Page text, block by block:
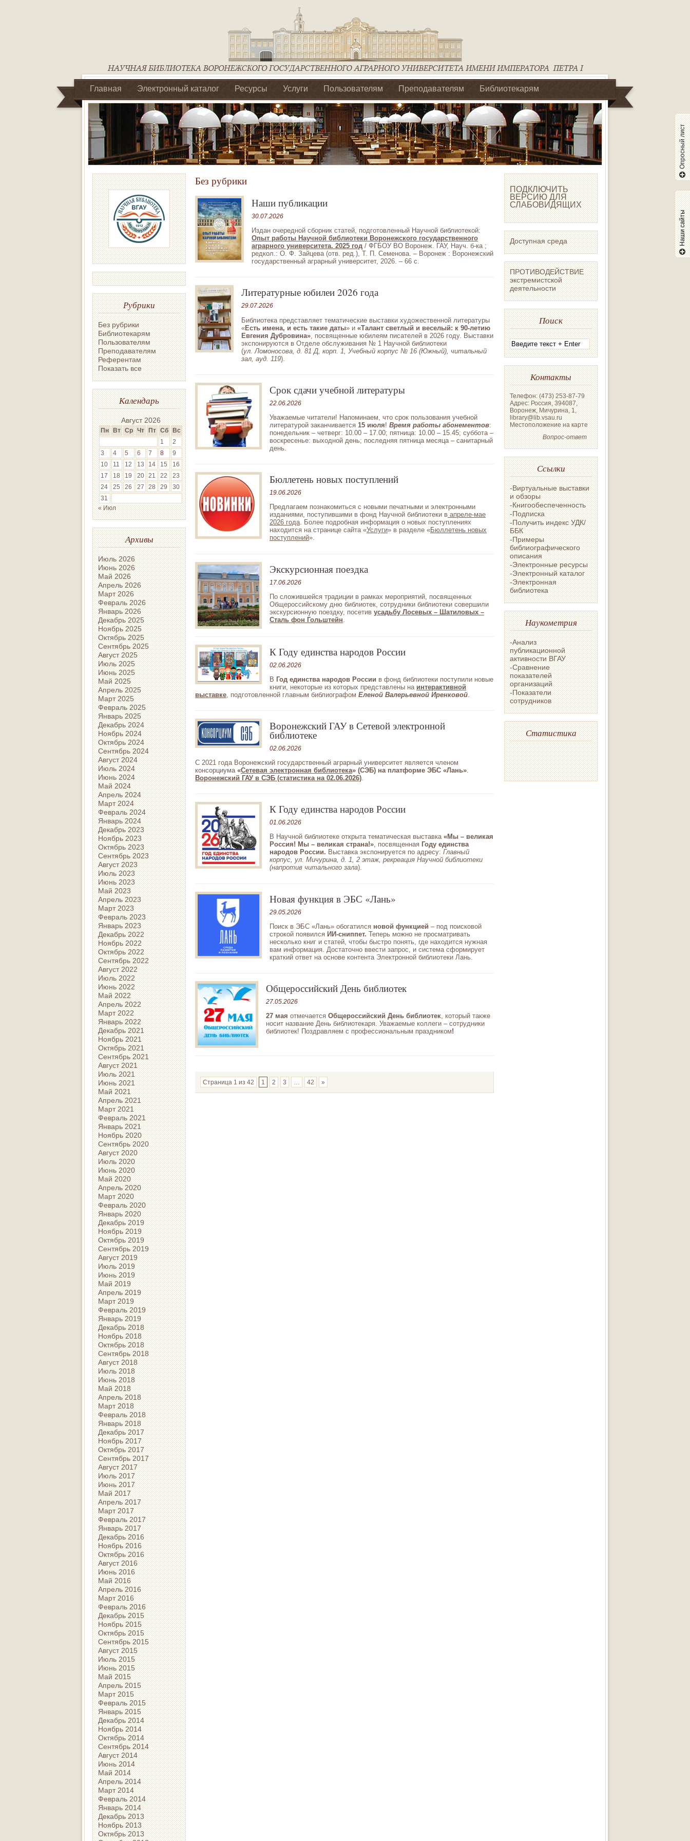
Главная Электронный каталог Ресурсы Услуги Пользователям Преподавателям Библиотекарям
Библиотеки регионального отделения Ассоциации Агрообразование по ЦФО
Рубрики
Без рубрики
Библиотекарям
Пользователям
Преподавателям
Референтам
Показать все
Календарь
Август 2026
Пн Вт Ср Чт Пт Сб Вс
1
2
3
4 5 6 7 8
9
10
11 12 13 14 15
16
17
18 19 20 21 22
23
24
25 26 27 28 29
30
31
« Июл
Архивы
Июль 2026
Июнь 2026
Май 2026
Апрель 2026
Март 2026
Февраль 2026
Январь 2026
Декабрь 2025
Ноябрь 2025
Октябрь 2025
Сентябрь 2025
Август 2025
Июль 2025
Июнь 2025
Май 2025
Апрель 2025
Март 2025
Февраль 2025
Январь 2025
Декабрь 2024
Ноябрь 2024
Октябрь 2024
Сентябрь 2024
Август 2024
Июль 2024
Июнь 2024
Май 2024
Апрель 2024
Март 2024
Февраль 2024
Январь 2024
Декабрь 2023
Ноябрь 2023
Октябрь 2023
Сентябрь 2023
Август 2023
Июль 2023
Июнь 2023
Май 2023
Апрель 2023
Март 2023
Февраль 2023
Январь 2023
Декабрь 2022
Ноябрь 2022
Октябрь 2022
Сентябрь 2022
Август 2022
Июль 2022
Июнь 2022
Май 2022
Апрель 2022
Март 2022
Январь 2022
Декабрь 2021
Ноябрь 2021
Октябрь 2021
Сентябрь 2021
Август 2021
Июль 2021
Июнь 2021
Май 2021
Апрель 2021
Март 2021
Февраль 2021
Январь 2021
Ноябрь 2020
Сентябрь 2020
Август 2020
Июль 2020
Июнь 2020
Май 2020
Апрель 2020
Март 2020
Февраль 2020
Январь 2020
Декабрь 2019
Ноябрь 2019
Октябрь 2019
Сентябрь 2019
Август 2019
Июль 2019
Июнь 2019
Май 2019
Апрель 2019
Март 2019
Февраль 2019
Январь 2019
Декабрь 2018
Ноябрь 2018
Октябрь 2018
Сентябрь 2018
Август 2018
Июль 2018
Июнь 2018
Май 2018
Апрель 2018
Март 2018
Февраль 2018
Январь 2018
Декабрь 2017
Ноябрь 2017
Октябрь 2017
Сентябрь 2017
Август 2017
Июль 2017
Июнь 2017
Май 2017
Апрель 2017
Март 2017
Февраль 2017
Январь 2017
Декабрь 2016
Ноябрь 2016
Октябрь 2016
Август 2016
Июнь 2016
Май 2016
Апрель 2016
Март 2016
Февраль 2016
Декабрь 2015
Ноябрь 2015
Октябрь 2015
Сентябрь 2015
Август 2015
Июль 2015
Июнь 2015
Май 2015
Апрель 2015
Март 2015
Февраль 2015
Январь 2015
Декабрь 2014
Ноябрь 2014
Октябрь 2014
Сентябрь 2014
Август 2014
Июнь 2014
Май 2014
Апрель 2014
Март 2014
Февраль 2014
Январь 2014
Декабрь 2013
Ноябрь 2013
Октябрь 2013
Без рубрики
Наши публикации
30.07.2026
Издан очередной сборник статей, подготовленный Научной библиотекой:
Опыт работы Научной библиотеки Воронежского государственного
аграрного университета. 2025 год / ФГБОУ ВО Воронеж. ГАУ, Науч. б-ка ;
редкол.: О. Ф. Зайцева (отв. ред.), Т. П. Семенова. – Воронеж : Воронежский
государственный аграрный университет, 2026. – 66 с.
Литературные юбилеи 2026 года
29.07.2026
Библиотека представляет тематические выставки художественной литературы
«Есть имена, и есть такие даты» и «Талант светлый и веселый: к 90-летию
Евгения Дубровина» , посвященные юбилеям писателей в 2026 году. Выставки
экспонируются в Отделе обслуживания № 1 Научной библиотеки
(ул. Ломоносова, д. 81 Д, корп. 1, Учебный корпус № 16 (Южный), читальный
зал, ауд. 119).
Срок сдачи учебной литературы
22.06.2026
Уважаемые читатели! Напоминаем, что срок пользования учебной
литературой заканчивается 15 июля! Время работы абонементов:
понедельник – четверг: 10.00 – 17.00; пятница: 10.00 – 15.45; суббота –
воскресенье: выходной день; последняя пятница месяца – санитарный
день.
Бюллетень новых поступлений
19.06.2026
Предлагаем познакомиться с новыми печатными и электронными
изданиями, поступившими в фонд Научной библиотеки в апреле-мае
2026 года. Более подробная информация о новых поступлениях
находится на странице сайта «Услуги» в разделе «Бюллетень новых
поступлений».
Экскурсионная поездка
17.06.2026
По сложившейся традиции в рамках мероприятий, посвященных
Общероссийскому дню библиотек, сотрудники библиотеки совершили
экскурсионную поездку, посетив усадьбу Лосевых – Шатиловых –
Сталь фон Гольштейн
К Году единства народов России
02.06.2026
В Год единства народов России в фонд библиотеки поступили новые
книги, некоторые из которых представлены на интерактивной
выставке , подготовленной главным библиографом Еленой Валерьевной Иренковой
Воронежский ГАУ в Сетевой электронной
библиотеке
02.06.2026
С 2021 года Воронежский государственный аграрный университет является членом
консорциума «Сетевая электронная библиотека» (СЭБ) на платформе ЭБС «Лань».
Воронежский ГАУ в СЭБ (статистика на 02.06.2026).
К Году единства народов России
01.06.2026
В Научной библиотеке открыта тематическая выставка «Мы – великая
Россия! Мы – великая страна!», посвященная Году единства
народов России. Выставка экспонируется по адресу: Главный
корпус, ул. Мичурина, д. 1, 2 этаж, рекреация Научной библиотеки
(напротив читального зала).
Новая функция в ЭБС «Лань»
29.05.2026
Поиск в ЭБС «Лань» обогатился новой функцией – под поисковой
строкой появился ИИ-сниппет. Теперь можно не просматривать
несколько книг и статей, чтобы быстро понять, где находится нужная
вам информация. Достаточно ввести запрос, и система сформирует
краткий ответ на основе контента Электронной библиотеки Лань.
Общероссийский День библиотек
27.05.2026
27 мая отмечается Общероссийский День библиотек, который также
носит название День библиотекаря. Уважаемые коллеги – сотрудники
библиотек! Поздравляем с профессиональным праздником!
Страница 1 из 42 1 2 3 … 42 »
ПОДКЛЮЧИТЬ
ВЕРСИЮ ДЛЯ
СЛАБОВИДЯЩИХ
Доступная среда
ПРОТИВОДЕЙСТВИЕ
экстремистской
деятельности
Поиск
Контакты
Телефон: (473) 253-87-79
Адрес: Россия, 394087,
Воронеж, Мичурина, 1,
library@lib.vsau.ru
Местоположение на карте
Вопрос-ответ
Ссылки
-Виртуальные выставки
и обзоры
-Книгообеспеченность
-Подписка
-Получить индекс УДК/
ББК
-Примеры
библиографического
описания
-Электронные ресурсы
-Электронный каталог
-Электронная
библиотека
Наукометрия
-Анализ
публикационной
активности ВГАУ
-Сравнение
показателей
организаций
-Показатели
сотрудников
Статистика
Опросный лист
Наши сайты